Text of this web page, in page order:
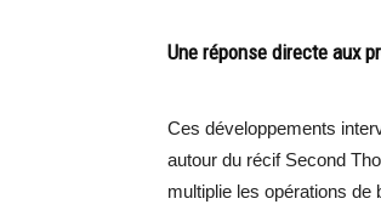
Une réponse directe aux
Ces développements
autour du récif Second
multiplie les opérations